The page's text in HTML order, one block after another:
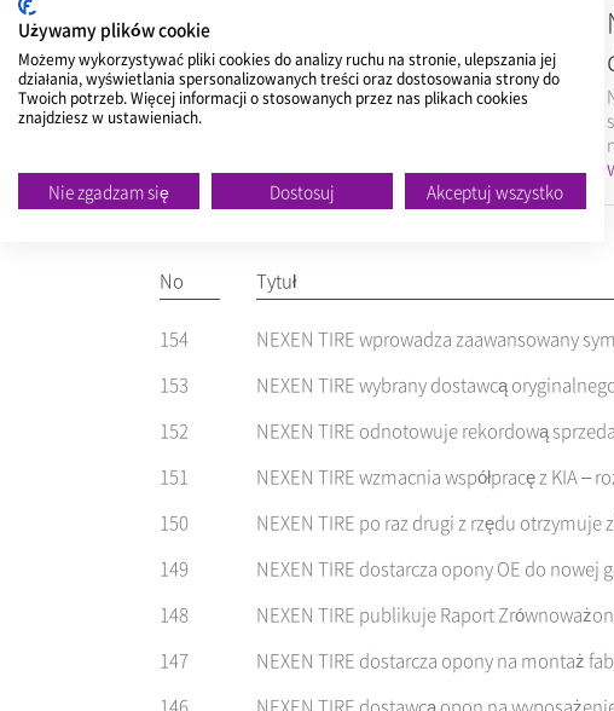
No Tytuł
154 NEXEN TIRE wprowadza zaawansowany
153
NEXEN TIRE wybrany dostawcą
152
NEXEN TIRE odnotowuje rekordową
151
NEXEN TIRE wzmacnia współpracę z KIA
150
NEXEN TIRE po raz drugi z rzędu otrzymuje
149
NEXEN TIRE dostarcza opony OE do nowej
148
NEXEN TIRE publikuje Raport
147
NEXEN TIRE dostarcza opony na montaż
Używamy plików cookie
Możemy wykorzystywać pliki cookies do analizy ruchu na stronie, ulepszania jej
działania, wyświetlania spersonalizowanych treści oraz dostosowania strony do
Twoich potrzeb. Więcej informacji o stosowanych przez nas plikach cookies
znajdziesz w ustawieniach.
Nie zgadzam się Dostosuj Akceptuj wszystko